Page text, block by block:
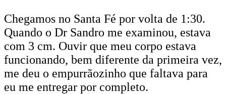
Chegamos no Santa Fé por volta de 1:30.
Quando o Dr Sandro me examinou, estava
com 3 cm. Ouvir que meu corpo estava
funcionando, bem diferente da primeira vez,
me deu o empurrãozinho que faltava para
eu me entregar por completo.